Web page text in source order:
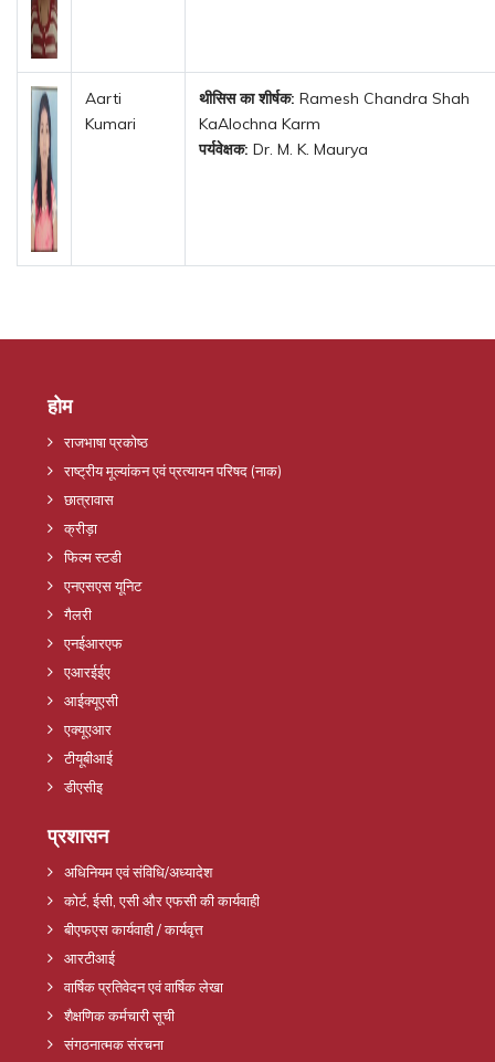
Aarti
Kumari
थीसिस का शीर्षक: Ramesh Chandra Shah
KaAlochna Karm
पर्यवेक्षक: Dr. M. K. Maurya
होम
राजभाषा प्रकोष्ठ
राष्ट्रीय मूल्यांकन एवं प्रत्यायन परिषद (नाक)
छात्रावास
क्रीड़ा
फिल्म स्टडी
एनएसएस यूनिट
गैलरी
एनईआरएफ
एआरईईए
आईक्यूएसी
एक्यूएआर
टीयूबीआई
डीएसीइ
प्रशासन
अधिनियम एवं संविधि/अध्यादेश
कोर्ट, ईसी, एसी और एफसी की कार्यवाही
बीएफएस कार्यवाही / कार्यवृत्त
आरटीआई
वार्षिक प्रतिवेदन एवं वार्षिक लेखा
शैक्षणिक कर्मचारी सूची
संगठनात्मक संरचना